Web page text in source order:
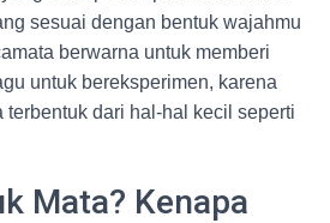
sesuai dengan bentuk wajahmu
berwarna untuk memberi
untuk bereksperimen, karena
terbentuk dari hal-hal kecil seperti
Mata? Kenapa